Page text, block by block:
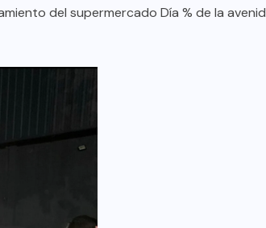
del supermercado Día % de la